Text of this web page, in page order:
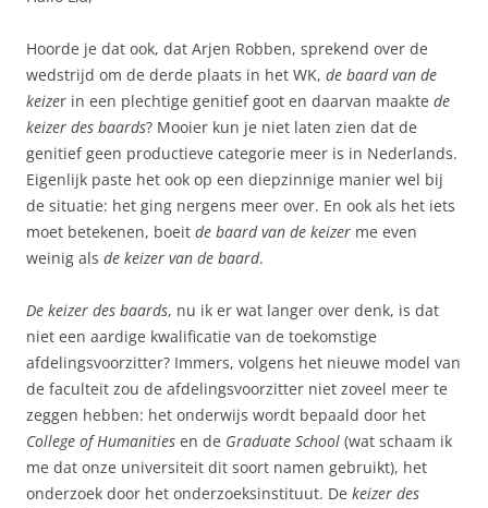
Hoorde je dat ook, dat Arjen Robben, sprekend over de
wedstrijd om de derde plaats in het WK, de baard van de
keizer in een plechtige genitief goot en daarvan maakte de
keizer des baards? Mooier kun je niet laten zien dat de
genitief geen productieve categorie meer is in Nederlands.
Eigenlijk paste het ook op een diepzinnige manier wel bij
de situatie: het ging nergens meer over. En ook als het iets
moet betekenen, boeit de baard van de keizer me even
weinig als de keizer van de baard.
De keizer des baards, nu ik er wat langer over denk, is dat
niet een aardige kwalificatie van de toekomstige
afdelingsvoorzitter? Immers, volgens het nieuwe model van
de faculteit zou de afdelingsvoorzitter niet zoveel meer te
zeggen hebben: het onderwijs wordt bepaald door het
College of Humanities en de Graduate School (wat schaam ik
me dat onze universiteit dit soort namen gebruikt), het
onderzoek door het onderzoeksinstituut. De keizer des